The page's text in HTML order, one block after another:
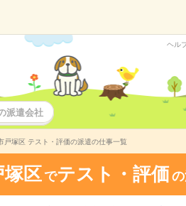
ヘル
派遣会社
戸塚区 テスト・評価の派遣の仕事一覧
塚区 でテスト・評価